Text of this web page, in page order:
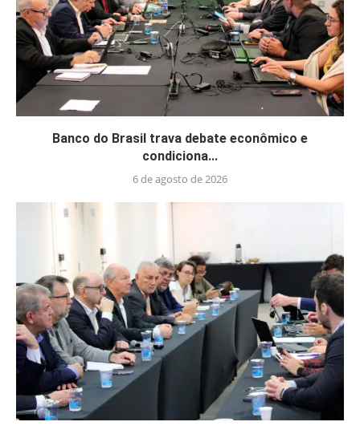
Banco do Brasil trava debate econômico e
condiciona...
6 de agosto de 2026